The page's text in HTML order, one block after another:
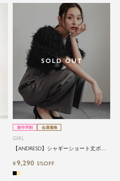
SOLD OUT
新作早割 会員価格
GIRL
【ANDRESD】シャギーショート丈ボレ
¥9,290 5%OFF